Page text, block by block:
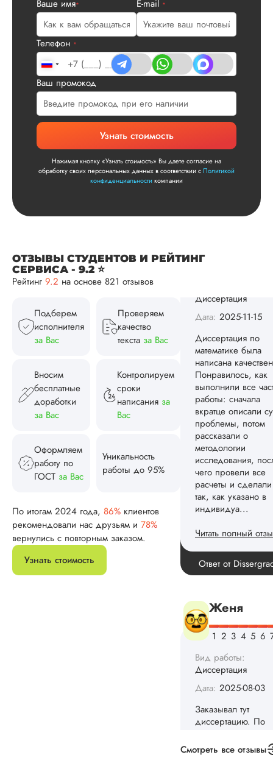
Ваше имя* E-mail *
Телефон *
Ваш промокод
Узнать стоимость
Нажимая кнопку «Узнать стоимость» Вы даете согласие на
обработку своих персональных данных в соответствии сПолитикой
конфиденциальностикомпании
ОТЗЫВЫ СТУДЕНТОВ И РЕЙТИНГ
СЕРВИСА - 9.2 ⭐
Рейтинг 9.2 на основе 821 отзывов
Подберем
исполнителя
за Вас
Проверяем
качество
текста за Вас
Вносим
бесплатные
доработки
за Вас
Контролируем
сроки
написания за
Вас
Оформляем
работу по
ГОСТ за Вас
Уникальность
работы до 95%
По итогам 2024 года, 86% клиентов
рекомендовали нас друзьям и 78%
вернулись с повторным заказом.
Узнать стоимость
улыбкой! Спасибо.
Сергей
Вид работы:
Диссертация
2025-11-15
Диссертация по
математике была
написана
выполнили все
работы: сначала
методологии
расчеты и
так, как указано в
индивидуа...
Читать полный
Спасибо!
ваши слова
Ответ от
Женя
Вид работы:
Диссертация
Дата:2025-08-03
диссертацию. По
конечно, для меня
внушительно, но
самостоятельно.
Понравилось то,
менеджер
держал меня в
о статусе заказа.
Структура
исследования
выполнена в...
Читать полный
Данила
Смотреть все отзывы